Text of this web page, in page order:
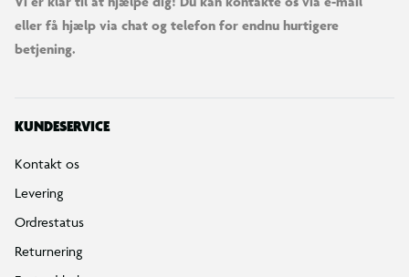
eller få hjælp via chat og telefon for endnu hurtigere
betjening.
KUNDESERVICE
Kontakt os
Levering
Ordrestatus
Returnering